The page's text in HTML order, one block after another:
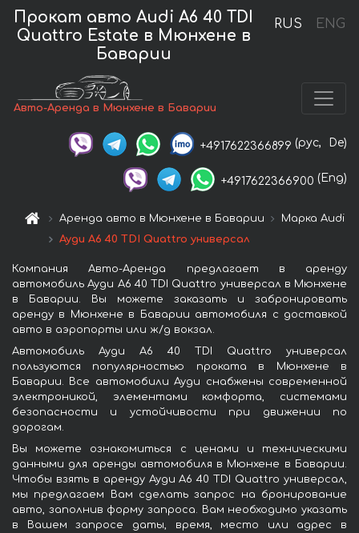
RUS ENG
Прокат авто Audi A6 40 TDI
Quattro Estate в Мюнхене в
Баварии
Авто-Аренда в Мюнхене в Баварии
+4917622366899 (рус, De)
+4917622366900 (Eng)
Аренда авто в Мюнхене в Баварии
Марка Audi
Ауди A6 40 TDI Quattro универсал
Компания Авто-Аренда предлагает в аренду
автомобиль Ауди A6 40 TDI Quattro универсал в Мюнхене
в Баварии. Вы можете заказать и забронировать
аренду в Мюнхене в Баварии автомобиля с доставкой
авто в аэропорты или ж/д вокзал.
Автомобиль Ауди A6 40 TDI Quattro универсал
пользуются популярностью проката в Мюнхене в
Баварии. Все автомобили Ауди снабжены современной
электроникой, элементами комфорта, системами
безопасности и устойчивости при движении по
дорогам.
Вы можете ознакомиться с ценами и техническими
данными для аренды автомобиля в Мюнхене в Баварии.
Чтобы взять в аренду Ауди A6 40 TDI Quattro универсал,
мы предлагаем Вам сделать запрос на бронирование
авто, заполнив форму запроса. Вам необходимо указать
в Вашем запросе даты, время, место или адрес в